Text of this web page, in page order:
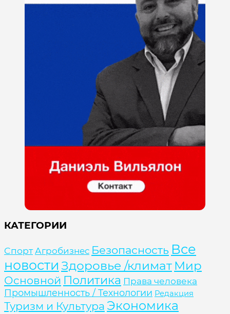
КАТЕГОРИИ
Cпорт Агробизнес Безопасность Все
новости Здоровье /климат Мир
Основной Политика Права человека
Промышленность / Технологии Редакция
Туризм и Культура Экономика